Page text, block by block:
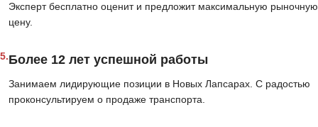
Эксперт бесплатно оценит и предложит максимальную рыночную
цену.
5.Более 12 лет успешной работы
Занимаем лидирующие позиции в Новых Лапсарах. С радостью
проконсультируем о продаже транспорта.